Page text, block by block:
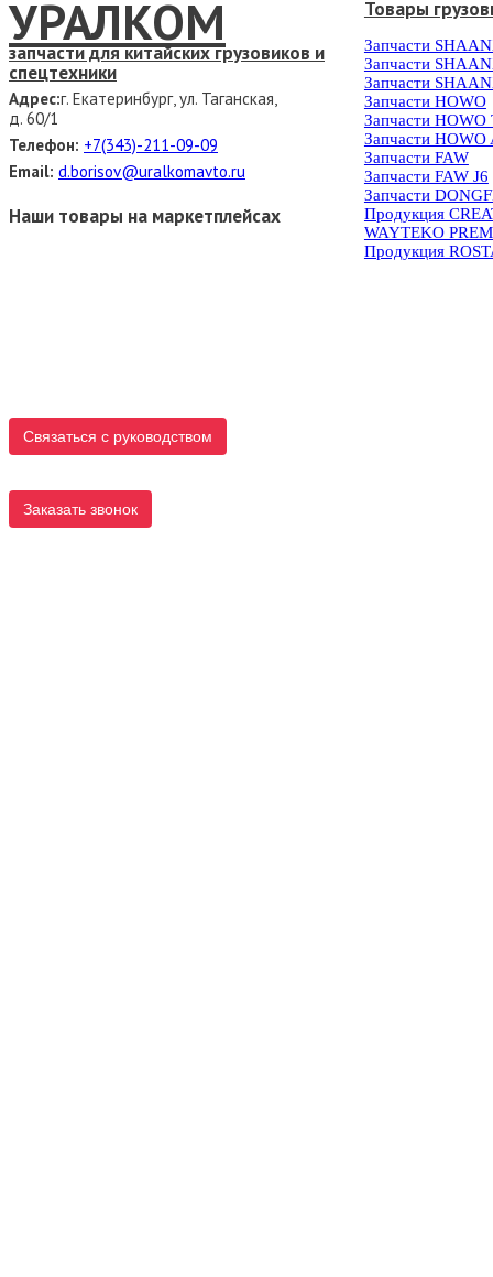
УРАЛКОМ
запчасти для китайских грузовиков и
спецтехники
Адрес:г. Екатеринбург, ул. Таганская,
д. 60/1
Телефон: +7(343)-211-09-09
Email: d.borisov@uralkomavto.ru
Наши товары на маркетплейсах
Связаться с руководством
Заказать звонок
Товары
Запчасти
Запчасти
Запчасти
Запчасти HOWO
Запчасти HOWO
Запчасти HOWO
Запчасти FAW
Запчасти FAW J6
Запчасти
Продукция
WAYTEKO
Продукция